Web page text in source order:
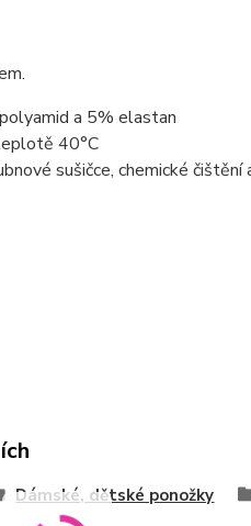
a 5% elastan
40°C
sušičce, chemické
Dámské, dětské ponožky